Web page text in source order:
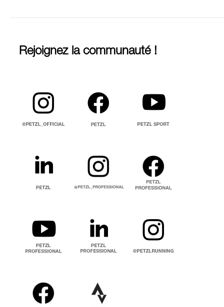
Rejoignez la communauté !